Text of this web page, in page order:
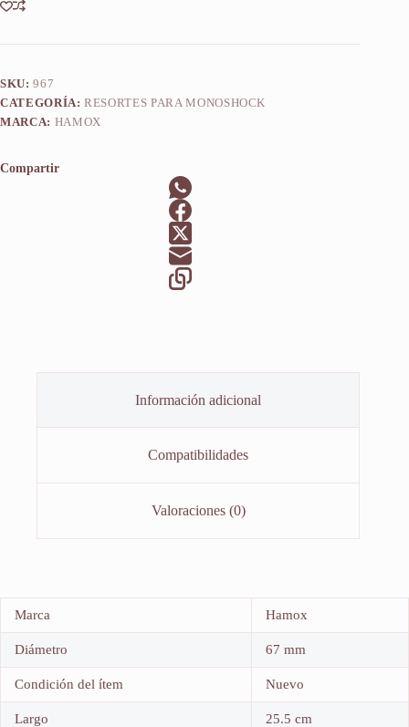
SKU:967
CATEGORÍA:RESORTES PARA MONOSHOCK
MARCA: HAMOX
Compartir
Información adicional
Compatibilidades
Valoraciones (0)
Marca Hamox
Diámetro 67 mm
Condición del ítem Nuevo
Largo 25.5 cm